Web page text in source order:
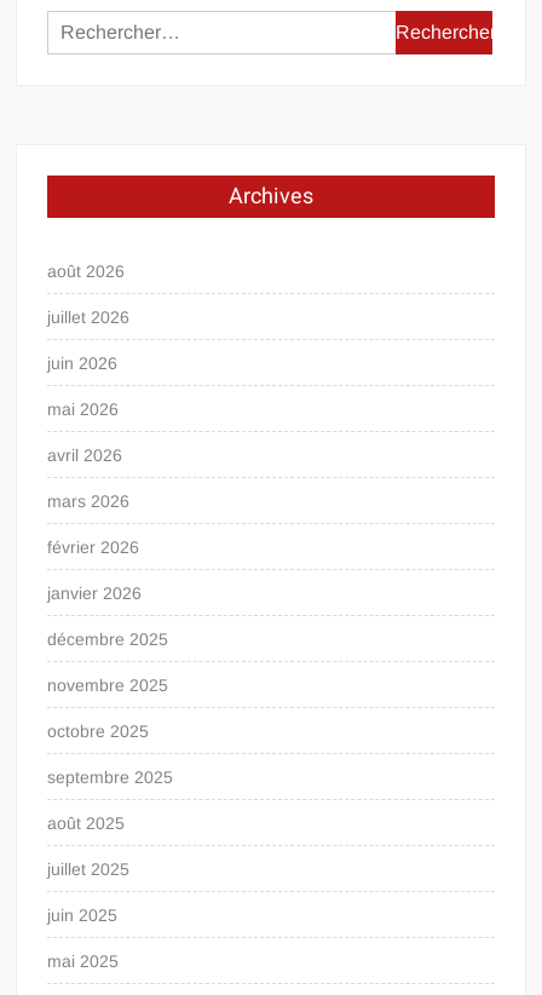
Rechercher :
Archives
août 2026
juillet 2026
juin 2026
mai 2026
avril 2026
mars 2026
février 2026
janvier 2026
décembre 2025
novembre 2025
octobre 2025
septembre 2025
août 2025
juillet 2025
juin 2025
mai 2025